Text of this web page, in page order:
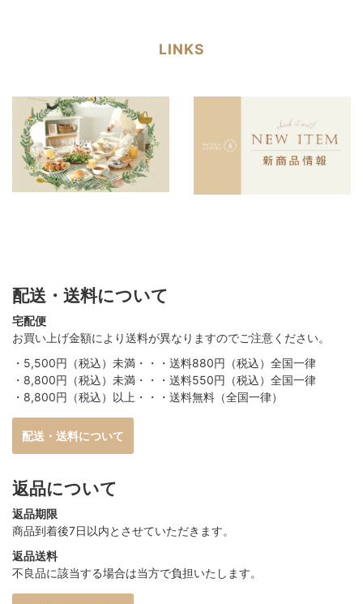
LINKS
配送・送料について
宅配便
お買い上げ金額により送料が異なりますのでご注意ください。
・5,500円（税込）未満・・・送料880円（税込）全国一律
・8,800円（税込）未満・・・送料550円（税込）全国一律
・8,800円（税込）以上・・・送料無料（全国一律）
配送・送料について
返品について
返品期限
商品到着後7日以内とさせていただきます。
返品送料
不良品に該当する場合は当方で負担いたします。